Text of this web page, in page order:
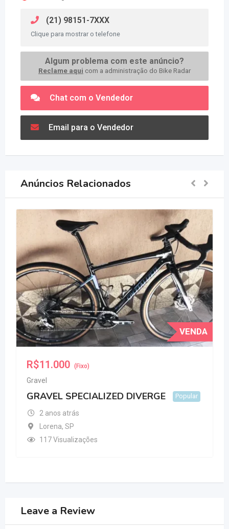
(21) 98151-7XXX
Clique para mostrar o telefone
Algum problema com este anúncio?
Reclame aqui com a administração do Bike Radar
Chat com o Vendedor
Email para o Vendedor
Anúncios Relacionados
VENDA
R$11.000 (Fixo)
Gravel
GRAVEL SPECIALIZED DIVERGE Popular
2 anos atrás
Lorena, SP
117 Visualizações
Leave a Review